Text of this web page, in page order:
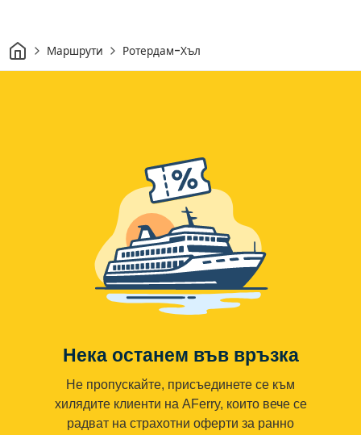
Начало
Маршрути Ротердам-Хъл
Нека останем във връзка
Не пропускайте, присъединете се към
хилядите клиенти на AFerry, които вече се
радват на страхотни оферти за ранно